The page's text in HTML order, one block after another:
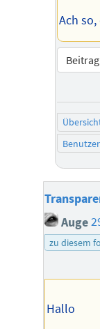
Ach
Auge
zu diesem
Hallo